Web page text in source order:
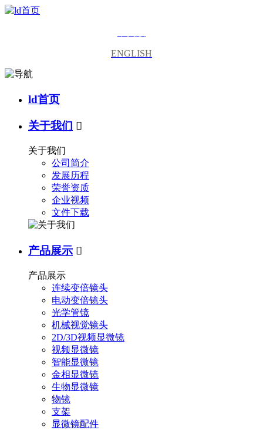
ENGLISH
ld首页
关于我们 
关于我们
公司简介
发展历程
荣誉资质
企业视频
文件下载
产品展示 
产品展示
连续变倍镜头
电动变倍镜头
光学管镜
机械视觉镜头
2D/3D视频显微镜
视频显微镜
智能显微镜
金相显微镜
生物显微镜
物镜
支架
显微镜配件